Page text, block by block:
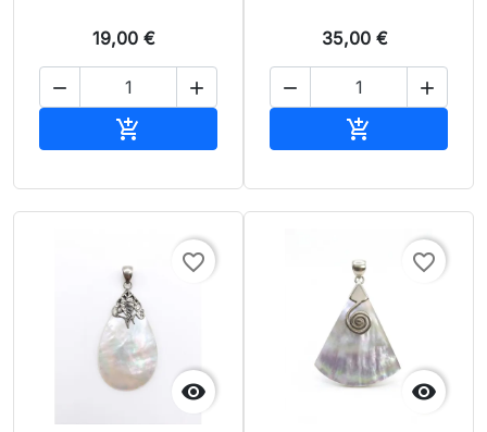
19,00 €
 

35,00 €
 


favorite_border

favorite_border